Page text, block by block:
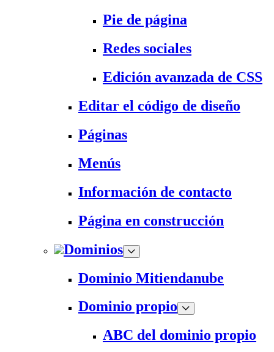
Pie de página
Redes sociales
Edición avanzada de CSS
Editar el código de diseño
Páginas
Menús
Información de contacto
Página en construcción
Dominios
Dominio Mitiendanube
Dominio propio
ABC del dominio propio